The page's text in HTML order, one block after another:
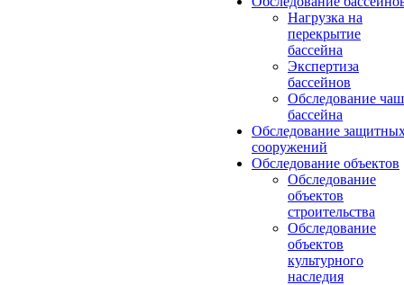
Нагрузка на
перекрытие
бассейна
Экспертиза
бассейнов
Обследование
бассейна
Обследование
сооружений
Обследование объектов
Обследование
объектов
строительства
Обследование
объектов
культурного
наследия